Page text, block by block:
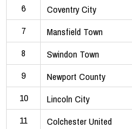
6
Coventry City
7
Mansfield Town
8
Swindon Town
9
Newport County
10
Lincoln City
11
Colchester United